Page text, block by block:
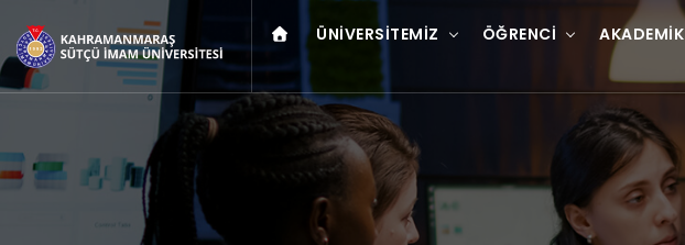
ÜNIVERSITEMIZ ÖĞRENCI AKADEMIK